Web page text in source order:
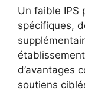
Un faible IPS
spécifiques,
d’avantages
soutiens